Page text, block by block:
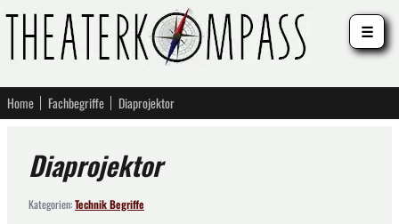
Home Fachbegriffe Diaprojektor
Diaprojektor
Kategorien:Technik Begriffe
☰